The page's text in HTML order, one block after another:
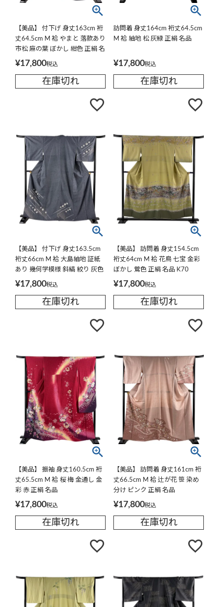
【美品】 付下げ 身丈163cm 裄
丈64.5cm M 袷 やまと 落款あり
市松 麻の葉 ぼかし 紺色 正絹 名
品
¥17,800税込
在庫切れ
訪問着 身丈164cm 裄丈64.5cm
M 袷 紬地 松 灰緑 正絹 名品
¥17,800税込
在庫切れ
【美品】 付下げ 身丈163.5cm
裄丈66cm M 袷 大島紬地 証紙
あり 幾何学模様 斜縞 絞り 灰色
正絹 名品
¥17,800税込
在庫切れ
【美品】 訪問着 身丈154.5cm
裄丈64cm M 袷 花鳥 七宝 金彩
ぼかし 鶯色 正絹 名品 K70
¥17,800税込
在庫切れ
【美品】 振袖 身丈160.5cm 裄
丈65.5cm M 袷 桜 梅 金通し 金
彩 赤 正絹 名品
¥17,800税込
在庫切れ
【美品】 訪問着 身丈161cm 裄
丈66.5cm M 袷 辻が花 笹 染め
分け ピンク 正絹 名品
¥17,800税込
在庫切れ